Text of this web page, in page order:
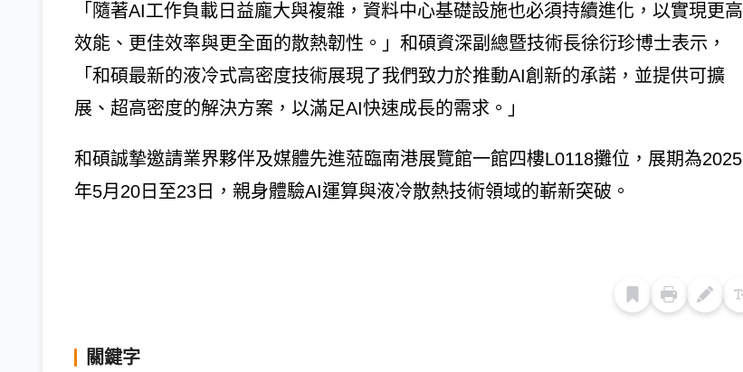
「隨著AI工作負載日益龐大與複雜，資料中心基礎設施也必須持續進化，以實現更高
效能、更佳效率與更全面的散熱韌性。」和碩資深副總暨技術長徐衍珍博士表示，
「和碩最新的液冷式高密度技術展現了我們致力於推動AI創新的承諾，並提供可擴
展、超高密度的解決方案，以滿足AI快速成長的需求。」
和碩誠摯邀請業界夥伴及媒體先進蒞臨南港展覽館一館四樓L0118攤位，展期為2025
年5月20日至23日，親身體驗AI運算與液冷散熱技術領域的嶄新突破。
關鍵字